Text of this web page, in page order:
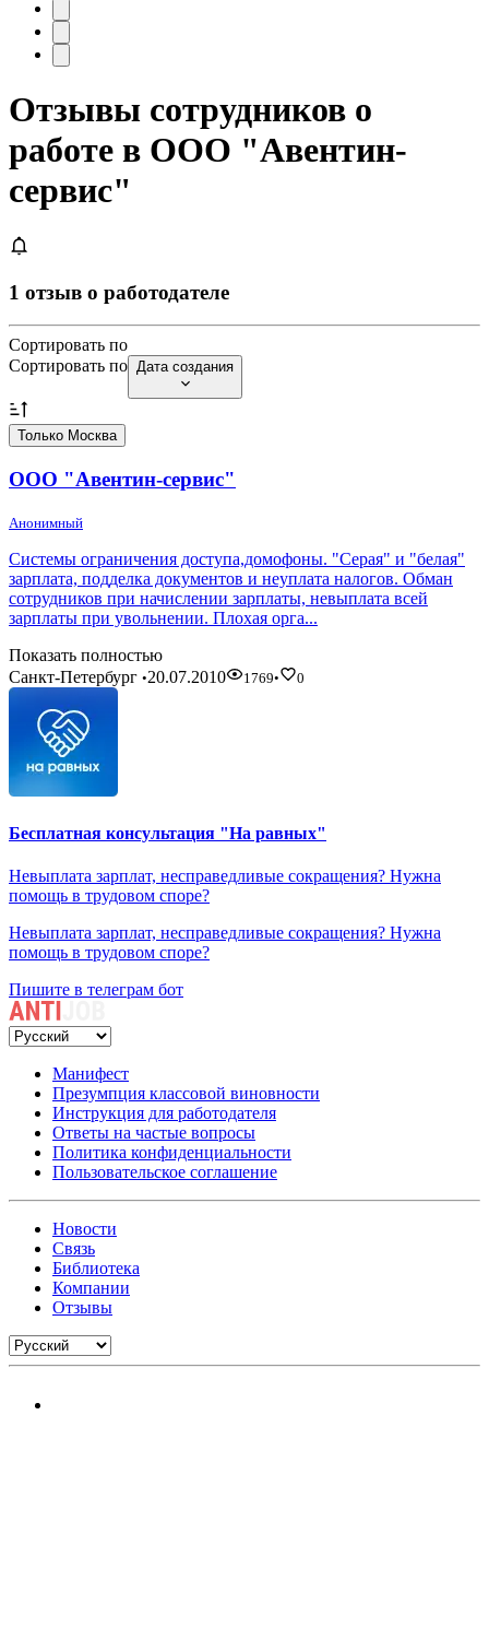
Отзывы сотрудников о
работе в ООО "Авентин-
сервис"
1 отзыв о работодателе
Сортировать по
Сортировать по Дата создания
Только Москва
ООО "Авентин-сервис"
Анонимный
Системы ограничения доступа,домофоны. "Серая" и "белая"
зарплата, подделка документов и неуплата налогов. Обман
сотрудников при начислении зарплаты, невыплата всей
зарплаты при увольнении. Плохая орга...
Показать полностью
Санкт-Петербург •20.07.2010 1769• 0
Бесплатная консультация "На равных"
Невыплата зарплат, несправедливые сокращения? Нужна
помощь в трудовом споре?
Невыплата зарплат, несправедливые сокращения? Нужна
помощь в трудовом споре?
Пишите в телеграм бот
Манифест
Презумпция классовой виновности
Инструкция для работодателя
Ответы на частые вопросы
Политика конфиденциальности
Пользовательское соглашение
Новости
Связь
Библиотека
Компании
Отзывы